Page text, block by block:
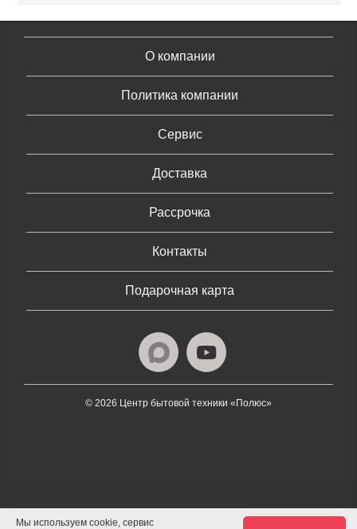
О компании
Политика компании
Сервис
Доставка
Рассрочка
Контакты
Подарочная карта
© 2026 Центр бытовой техники «Полюс»
Мы используем cookie, сервис